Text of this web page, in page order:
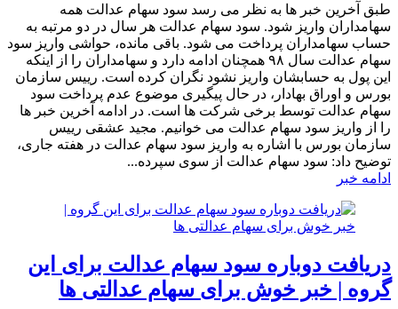
طبق آخرین خبر ها به نظر می رسد سود سهام عدالت همه
سهامداران واریز شود. سود سهام عدالت هر سال در دو مرتبه به
حساب سهامداران پرداخت می شود. باقی مانده، حواشی واریز سود
سهام عدالت سال ۹۸ همچنان ادامه دارد و سهامداران را از اینکه
این پول به حسابشان واریز نشود نگران کرده است. رییس سازمان
بورس و اوراق بهادار، در حال پیگیری موضوع عدم پرداخت سود
سهام عدالت توسط برخی شرکت ها است. در ادامه آخرین خبر ها
را از واریز سود سهام عدالت می خوانیم. مجید عشقی رییس
سازمان بورس با اشاره به واریز سود سهام عدالت در هفته جاری،
توضیح داد: سود سهام عدالت از سوی سپرده...
ادامه خبر
دریافت دوباره سود سهام عدالت برای این
گروه | خبر خوش برای سهام عدالتی ها